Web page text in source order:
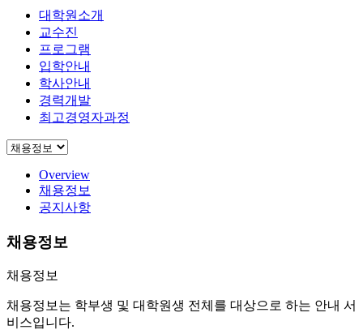
대학원소개
교수진
프로그램
입학안내
학사안내
경력개발
최고경영자과정
Overview
채용정보
공지사항
채용정보
채용정보
채용정보는 학부생 및 대학원생 전체를 대상으로 하는 안내 서
비스입니다.